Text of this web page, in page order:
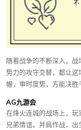
随着战争的不断深入，
势力的攻守交替，都让
幄，审时度势，方能决胜
AG九游会
在烽火连城的战场上，
兄弟情谊。并肩作战，